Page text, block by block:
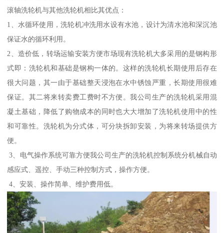
滚轴洗轮机与其他洗轮机相比其优点：
1、水循环使用，洗轮机冲洗用水设有水池，设计为清水池和深沉池
保证水的循环利用。
2、造价低，转场运输安装方便市场现有洗轮机大多采用的是钢构形
式即：洗轮机和基础是钢构一体的。这样的洗轮机长期使用后存在
很大问题，其一由于基础整天浸泡在水中锈蚀严重，长期使用很难
保证。其二将来转卖费工费时不方便。我公司生产的洗轮机采用混
凝土基础，降低了购物成本的同时也大大增加了洗轮机使用中的性
和可靠性。洗轮机为分式体，可分块拆卸安装，为将来转场提供方
便。
3、电气操作系统可靠方便我公司生产的洗轮机控制系统分机械自动
感应式、遥控、手动三种控制方式，操作方便。
4、安装、操作简单、维护费用低。